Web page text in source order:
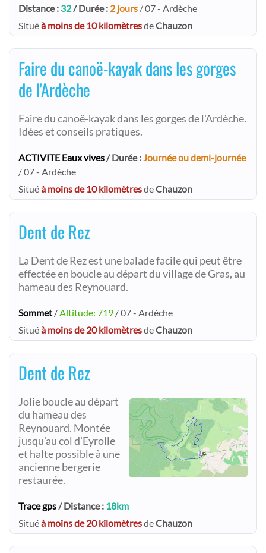
Distance : 32/ Durée : 2 jours / 07 - Ardèche
Situéà moins de 10 kilomètresdeChauzon
Faire du canoë-kayak dans les gorges
de l'Ardèche
Faire du canoë-kayak dans les gorges de l'Ardèche.
Idées et conseils pratiques.
ACTIVITE Eaux vives/ Durée :Journée ou demi-journée
/ 07 - Ardèche
Situéà moins de 10 kilomètresdeChauzon
Dent de Rez
La Dent de Rez est une balade facile qui peut être
effectée en boucle au départ du village de Gras, au
hameau des Reynouard.
Sommet /Altitude: 719 / 07 - Ardèche
Situéà moins de 20 kilomètresdeChauzon
Dent de Rez
Jolie boucle au départ
du hameau des
Reynouard. Montée
jusqu'au col d'Eyrolle
et halte possible à une
ancienne bergerie
restaurée.
Trace gps/ Distance : 18km
Situéà moins de 20 kilomètresdeChauzon